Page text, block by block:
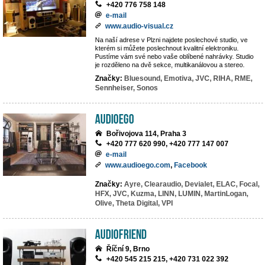
+420 776 758 148
e-mail
www.audio-visual.cz
Na naší adrese v Plzni najdete poslechové studio, ve
kterém si můžete poslechnout kvalitní elektroniku.
Pustíme vám své nebo vaše oblíbené nahrávky. Studio
je rozděleno na dvě sekce, multikanálovou a stereo.
Značky: Bluesound, Emotiva, JVC, RIHA, RME,
Sennheiser, Sonos
AUDIOEGO
Bořivojova 114, Praha 3
+420 777 620 990, +420 777 147 007
e-mail
www.audioego.com, Facebook
Značky: Ayre, Clearaudio, Devialet, ELAC, Focal,
HFX, JVC, Kuzma, LINN, LUMIN, MartinLogan,
Olive, Theta Digital, VPI
Audiofriend
Říční 9, Brno
+420 545 215 215, +420 731 022 392